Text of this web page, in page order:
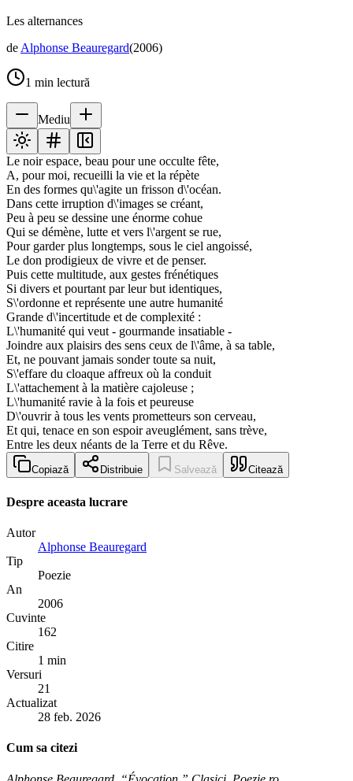
Les alternances
deAlphonse Beauregard(2006)
1 min lectură
Mediu
Le noir espace, beau pour une occulte fête,
A, pour moi, recueilli la vie et la répète
En des formes qu\'agite un frisson d\'océan.
Dans cette irruption d\'images se créant,
Peu à peu se dessine une énorme cohue
Qui se démène, lutte et vers l\'argent se rue,
Pour garder plus longtemps, sous le ciel angoissé,
Le don prodigieux de vivre et de penser.
Puis cette multitude, aux gestes frénétiques
Si divers et pourtant par leur but identiques,
S\'ordonne et représente une autre humanité
Grande d\'incertitude et de complexité :
L\'humanité qui veut - gourmande insatiable -
Joindre aux plaisirs des sens ceux de l\'âme, à sa table,
Et, ne pouvant jamais sonder toute sa nuit,
S\'effare du cloaque affreux où la conduit
L\'attachement à la matière cajoleuse ;
L\'humanité ravie à la fois et peureuse
D\'ouvrir à tous les vents prometteurs son cerveau,
Et qui, tenace en son espoir aveuglément, sans trève,
Entre les deux néants de la Terre et du Rêve.
Copiază Distribuie Salvează Citează
Despre aceasta lucrare
Autor
Alphonse Beauregard
Tip
Poezie
An
2006
Cuvinte
162
Citire
1 min
Versuri
21
Actualizat
28 feb. 2026
Cum sa citezi